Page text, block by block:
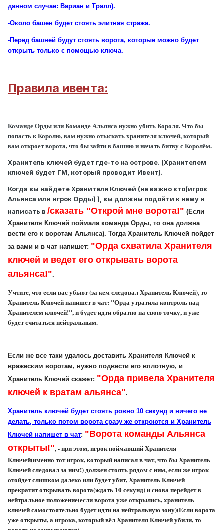
данном случае: Вариан и Тралл).
-Около башен будет стоять элитная стража.
-Перед башней будут стоять ворота, которые можно будет
открыть только с помощью ключа.
Правила ивента:
Команде Орды или Команде Альянса нужно убить Короля. Что бы
попасть к Королю, вам нужно отыскать хранителя ключей, который
вам откроет ворота, что бы зайти в башню и начать битву с Королём.
Хранитель ключей будет где-то на острове. (Хранителем
ключей будет ГМ, который проводит Ивент).
Когда вы найдете Хранителя Ключей (не важно кто(игрок
Альянса или игрок Орды) ), вы должны подойти к нему и
написать в /сказать "Открой мне ворота!" (Если
Хранителя Ключей поймала команда Орды, то она должна
вести его к воротам Альянса). Тогда Хранитель Ключей пойдет
за вами и в чат напишет: "Орда схватила Хранителя
ключей и ведет его открывать ворота
альянса!".
Учтите, что если вас убьют (за кем следовал Хранитель Ключей), то
Хранитель Ключей напишет в чат: "Орда утратила контроль над
Хранителем ключей!", ибудет идти обратно на свою точку, и уже
будет считаться нейтральным.
Если же все таки удалось доставить Хранителя Ключей к
вражеским воротам, нужно подвести его вплотную, и
Хранитель Ключей скажет: "Орда привела Хранителя
ключей к вратам альянса".
Хранитель ключей будет стоять ровно 10 секунд и ничего не
делать, только потом ворота сразу же откроются и Хранитель
Ключей напишет в чат: "Ворота команды Альянса
открыты!", - при этом, игрок поймавший Хранителя
Ключей(именно тот игрок, который написал в чат, что бы Хранитель
Ключей следовал за ним!) должен стоять рядом с ним, если же игрок
отойдет слишком далеко или будет убит, Хранитель Ключей
прекратит открывать ворота(ждать 10 секунд) и снова перейдет в
нейтральное положение(если ворота уже открылись, хранитель
ключей самостоятельно будет идти на нейтральную зону)(Если ворота
уже открыты, а игрока, который вёл Хранителя Ключей убили, то